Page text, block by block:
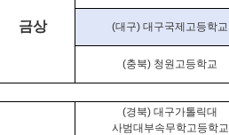
금상 (대구) 대구국제고등학교
(충북) 청원고등학교
(경북) 대구가톨릭대
사범대부속무학고등학교